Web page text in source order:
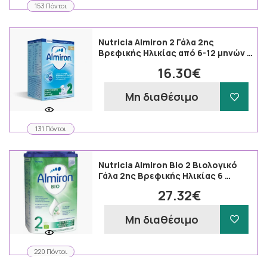
153 Πόντοι
131 Πόντοι
Nutricia Almiron 2 Γάλα 2ης
Βρεφικής Ηλικίας από 6-12 μηνών …
16.30€
Μη διαθέσιμο
220 Πόντοι
Nutricia Almiron Bio 2 Βιολογικό
Γάλα 2ης Βρεφικής Ηλικίας 6 …
27.32€
Μη διαθέσιμο